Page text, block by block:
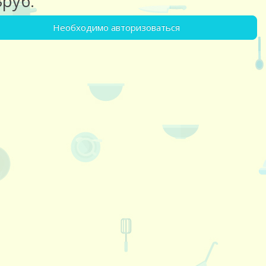
Необходимо авторизоваться